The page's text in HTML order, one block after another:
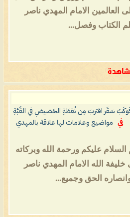
العالمين الامام المهدي ناصر
الكتاب وفصل...
سَقَر اقتربَ مِن نُقطَةِ الحَضيضِ في القُبَّةِ
في
مواضيع وعلامات لها علاقة بالمهدي
عليكم ورحمة الله وبركاته
الله الامام المهدي ناصر
الحق وجميع...